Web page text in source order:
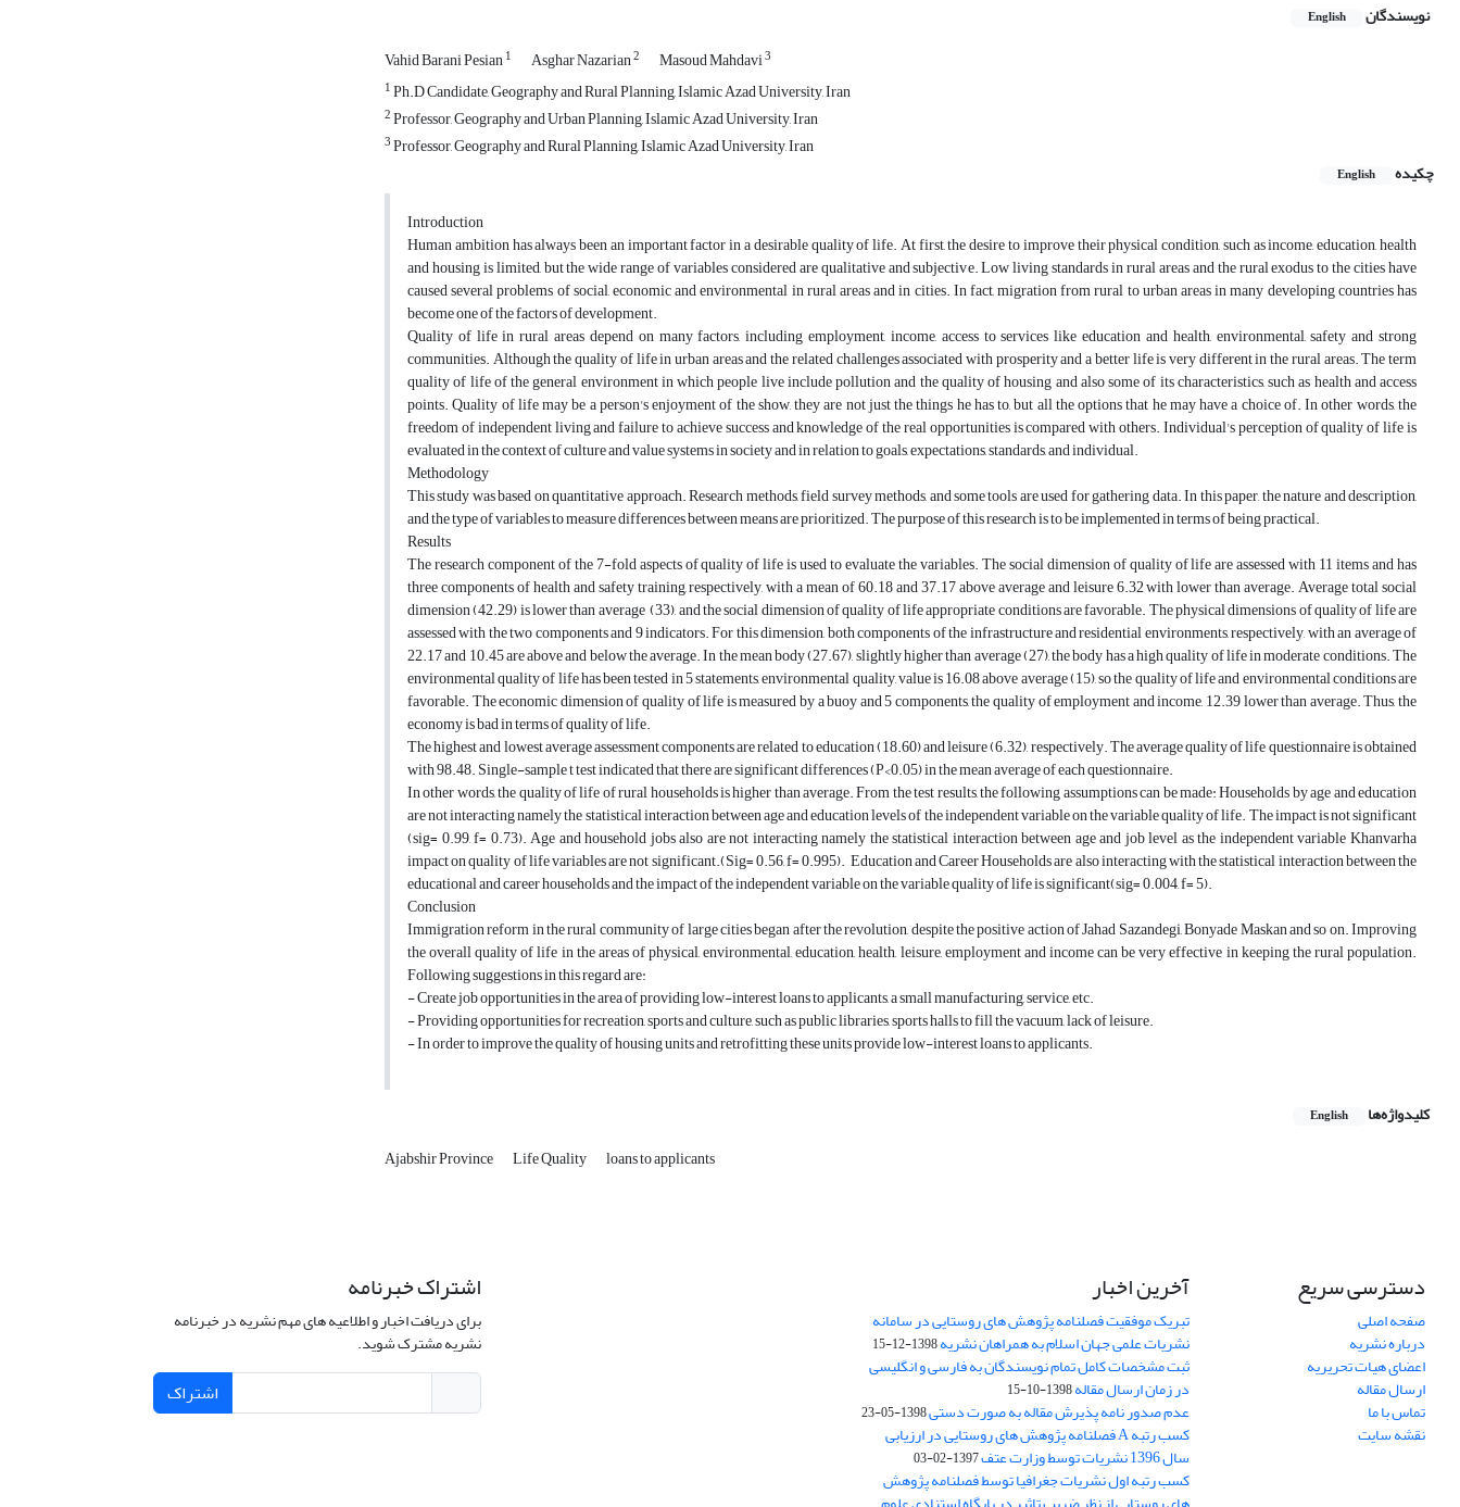
نویسندگان English
Vahid Barani Pesian1 Asghar Nazarian2 Masoud Mahdavi3
1Ph.D Candidate, Geography and Rural Planning, Islamic Azad University, Iran
2Professor, Geography and Urban Planning, Islamic Azad University, Iran
3Professor, Geography and Rural Planning, Islamic Azad University, Iran
چکیده
English
Introduction
Human ambition has always been an important factor in a desirable quality of life. At first, the desire to improve their physical condition, such as income, education, health
and housing is limited, but the wide range of variables considered are qualitative and subjective. Low living standards in rural areas and the rural exodus to the cities have
caused several problems of social, economic and environmental in rural areas and in cities. In fact, migration from rural to urban areas in many developing countries has
become one of the factors of development.
Quality of life in rural areas depend on many factors, including employment, income, access to services like education and health, environmental, safety and strong
communities. Although the quality of life in urban areas and the related challenges associated with prosperity and a better life is very different in the rural areas. The term
quality of life of the general environment in which people live include pollution and the quality of housing and also some of its characteristics, such as health and access
points. Quality of life may be a person's enjoyment of the show, they are not just the things he has to, but all the options that he may have a choice of. In other words, the
freedom of independent living and failure to achieve success and knowledge of the real opportunities is compared with others. Individual's perception of quality of life is
evaluated in the context of culture and value systems in society and in relation to goals, expectations, standards, and individual.
Methodology
This study was based on quantitative approach. Research methods, field survey methods, and some tools are used for gathering data. In this paper, the nature and description,
and the type of variables to measure differences between means are prioritized. The purpose of this research is to be implemented in terms of being practical.
Results
The research component of the 7-fold aspects of quality of life is used to evaluate the variables. The social dimension of quality of life are assessed with 11 items and has
three components of health and safety training, respectively, with a mean of 60.18 and 37.17 above average and leisure 6.32 with lower than average. Average total social
dimension (42.29) is lower than average (33), and the social dimension of quality of life appropriate conditions are favorable. The physical dimensions of quality of life are
assessed with the two components and 9 indicators. For this dimension, both components of the infrastructure and residential environments, respectively, with an average of
22.17 and 10.45 are above and below the average. In the mean body (27.67), slightly higher than average (27), the body has a high quality of life in moderate conditions. The
environmental quality of life has been tested in 5 statements, environmental quality, value is 16.08 above average (15), so the quality of life and environmental conditions are
favorable. The economic dimension of quality of life is measured by a buoy and 5 components, the quality of employment and income, 12.39 lower than average. Thus, the
economy is bad in terms of quality of life.
The highest and lowest average assessment components are related to education (18.60) and leisure (6.32), respectively. The average quality of life questionnaire is obtained
with 98.48. Single-sample t test indicated that there are significant differences (P<0.05) in the mean average of each questionnaire.
In other words, the quality of life of rural households is higher than average. From the test results, the following assumptions can be made: Households by age and education
are not interacting namely the statistical interaction between age and education levels of the independent variable on the variable quality of life. The impact is not significant
(sig= 0.99, f= 0.73). Age and household jobs also are not interacting namely the statistical interaction between age and job level as the independent variable Khanvarha
impact on quality of life variables are not significant.(Sig= 0.56, f= 0.995). Education and Career Households are also interacting with the statistical interaction between the
educational and career households and the impact of the independent variable on the variable quality of life is significant(sig= 0.004, f= 5).
Conclusion
Immigration reform in the rural community of large cities began after the revolution, despite the positive action of Jahad Sazandegi, Bonyade Maskan and so on. Improving
the overall quality of life in the areas of physical, environmental, education, health, leisure, employment and income can be very effective in keeping the rural population.
Following suggestions in this regard are:
- Create job opportunities in the area of providing low-interest loans to applicants, a small manufacturing, service, etc.
- Providing opportunities for recreation, sports and culture, such as public libraries, sports halls to fill the vacuum, lack of leisure.
- In order to improve the quality of housing units and retrofitting these units provide low-interest loans to applicants.
کلیدواژه‌ها English
Ajabshir Province Life Quality loans to applicants
دسترسی سریع
صفحه اصلی
درباره نشریه
اعضای هیات تحریریه
ارسال مقاله
تماس با ما
نقشه سایت
آخرین اخبار
تبریک موفقیت فصلنامه پژوهش های روستایی در سامانه
نشریات علمی جهان اسلام به همراهان نشریه1398-12-15
ثبت مشخصات کامل تمام نویسندگان به فارسی و انگلیسی
در زمان ارسال مقاله1398-10-15
عدم صدور نامه پذیرش مقاله به صورت دستی1398-05-23
کسب رتبه A فصلنامه پژوهش های روستایی در ارزیابی
سال 1396 نشریات توسط وزارت عتف 1397-02-03
کسب رتبه اول نشریات جغرافیا توسط فصلنامه پژوهش
اشتراک خبرنامه
برای دریافت اخبار و اطلاعیه های مهم نشریه در خبرنامه
نشریه مشترک شوید.
اشتراک